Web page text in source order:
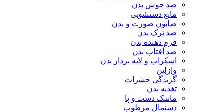
ضد جوش بدن
مایع دستشویی
صابون صورت و بدن
ضد ترک بدن
فرم دهنده بدن
ضد آفتاب بدن
اسکراب و لایه بردار بدن
وازلین
گزیدگی حشرات
تغذیه بدن
ماسک دست و پا
دستمال مرطوب